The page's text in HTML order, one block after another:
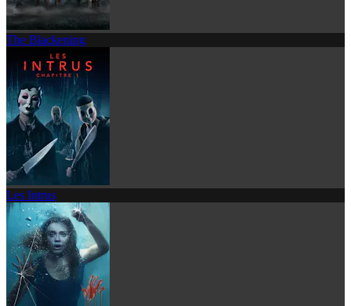
The Blackening
Les Intrus